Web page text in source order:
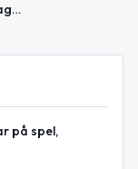
Konkursstatistik och företagsöversikt i Tierp, Uppsala län – december 2025
på spel,